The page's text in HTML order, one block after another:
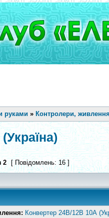
руками » Контролери,
2 [ Повідомлень: 16 ]
Конвертер 24В/12В 10А